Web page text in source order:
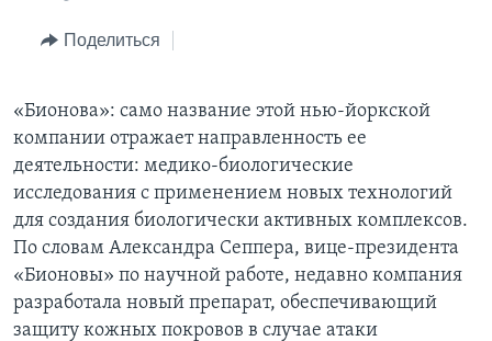
навигации
ИТОГИ
ДИСКУССИЯ VOA
ДЕТАЛИ
НЬЮ-ЙОРК NEW YORK
АМЕРИКА. БОЛЬШОЕ ПУТЕШЕСТВИЕ
НАША АМЕРИКАНСКАЯ ИСТОРИЯ
АРТЕФАКТЫ
АМЕРИКАНСКИЕ ГОРОДКИ
ТЕСТЫ
ИНТЕРВЬЮ
ЗА СВОБОДУ ПРЕССЫ
УЧИМ АНГЛИЙСКИЙ
ВИДЕО
ПОДПИСКА НА НОВОСТИ
Learning English
Поделиться
«Бионова»: само название этой нью-йоркской
компании отражает направленность ее
деятельности: медико-биологические
исследования с применением новых технологий
для создания биологически активных комплексов.
По словам Александра Сеппера, вице-президента
«Бионовы» по научной работе, недавно компания
разработала новый препарат, обеспечивающий
защиту кожных покровов в случае атаки